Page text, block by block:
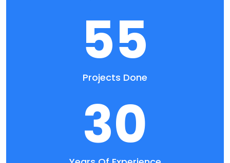
55
Projects Done
30